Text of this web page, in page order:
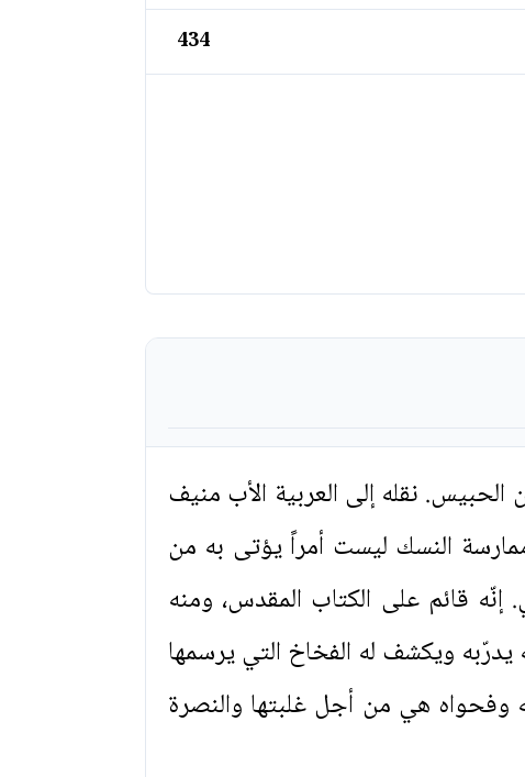
434
نقله إلى العربية الأب منيف
النسك ليست أمراً يؤتى به من
إنّه قائم على الكتاب المقدس، ومنه
ويكشف له الفخاخ التي يرسمها
وفحواه هي من أجل غلبتها والنصرة